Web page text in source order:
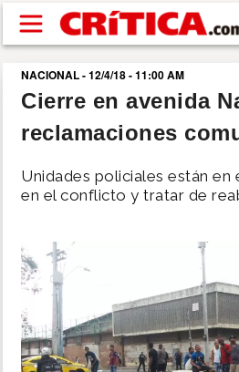
Pasar al contenido principal
buscar
SUCESOS
NACIONAL
SHOW
DEPORTES
NACIONAL - 12/4/18 - 11:00 AM
Cierre en avenida
reclamaciones
Unidades policiales están en
en el conflicto y tratar de